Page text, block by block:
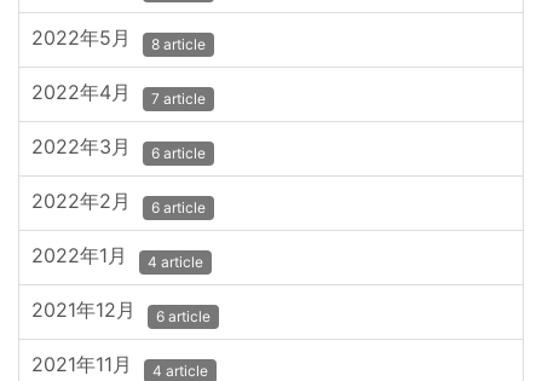
2022年5月 8 article
2022年4月 7 article
2022年3月 6 article
2022年2月 6 article
2022年1月 4 article
2021年12月 6 article
2021年11月 4 article